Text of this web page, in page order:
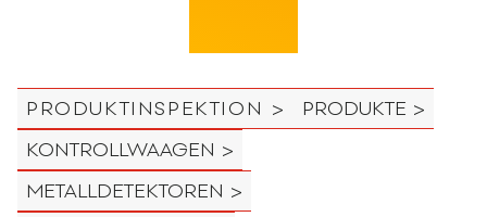
PRODUKTINSPEKTION >
PRODUKTE >
KONTROLLWAAGEN >
METALLDETEKTOREN >